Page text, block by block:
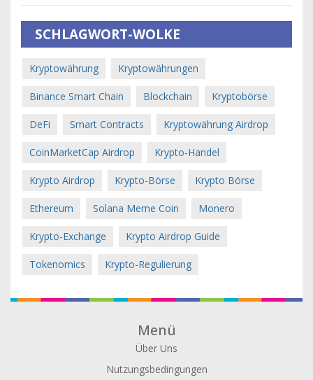
SCHLAGWORT-WOLKE
Kryptowährung Kryptowährungen
Binance Smart Chain Blockchain Kryptobörse
DeFi Smart Contracts Kryptowährung Airdrop
CoinMarketCap Airdrop Krypto-Handel
Krypto Airdrop Krypto-Börse Krypto Börse
Ethereum Solana Meme Coin Monero
Krypto-Exchange Krypto Airdrop Guide
Tokenomics Krypto-Regulierung
Menü
Über Uns
Nutzungsbedingungen